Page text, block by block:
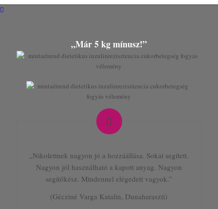
„Már 5 kg mínusz!”
„Nikolettnek nagyon jó a hozzáállása. Sokat segített.
Nagyon jól használható a kapott anyag. Nagyon
segítőkész. Mindennel elégedett vagyok.”
(Gécziné Varga Katalin, Dunaharaszti)